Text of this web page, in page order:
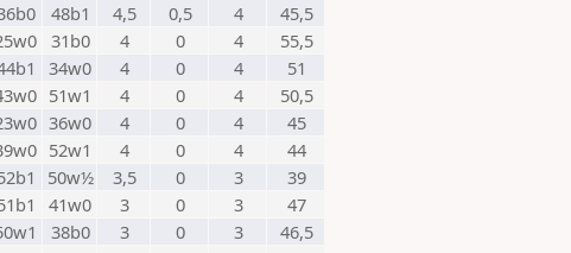
48b1 4,5 0,5 4
45,5
31b0 4 0 4
55,5
34w0 4 0 4
51
51w1 4 0 4
50,5
36w0 4 0 4
45
52w1 4 0 4
44
50w½ 3,5 0 3
39
41w0 3 0 3
47
38b0 3 0 3
46,5